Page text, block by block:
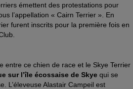
émettent des protestations pour
l’appellation « Cairn Terrier ». En
furent inscrits pour la première fois en
entre ce chien de race et le Skye Terrier
sur l’île écossaise de Skye qui se
L’éleveuse Alastair Campeil est